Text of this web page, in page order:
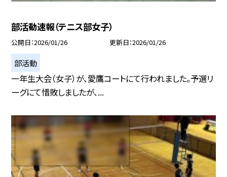
部活動速報（テニス部女子）
公開日 2026/01/26 更新日 2026/01/26
部活動
一年生大会（女子）が、愛鷹コートにて行われました。予選リ
ーグにて惜敗しましたが、...